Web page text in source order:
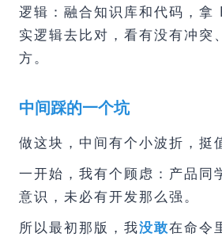
逻辑：融合知识库和代码，拿
实逻辑去比对，看有没有冲突
方。
中间踩的一个坑
做这块，中间有个小波折，挺
一开始，我有个顾虑：产品同
意识，未必有开发那么强。
所以最初那版，我没敢在命令